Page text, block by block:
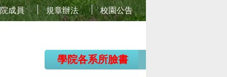
成員 規章辦法 校園公告
學院各系所臉書